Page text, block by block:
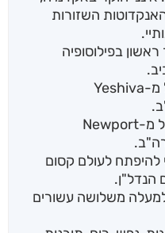
השזורות
בפילוסופיה
את המאסטר בפילוסופיה קיבל מ-Yeshiva
את הדוקטורט בפילוסופיה קיבל מ-Newport
להיפתח לעולם קסום
הנדל"ן.
משלושה עשורים